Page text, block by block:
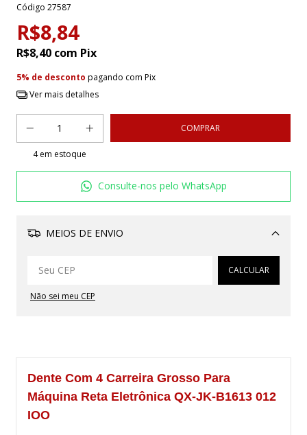
Código 27587
R$8,84
R$8,40 com Pix
5% de desconto pagando com Pix
Ver mais detalhes
4em estoque
Consulte-nos pelo WhatsApp
MEIOS DE ENVIO
Alterar CEP
CALCULAR
Não sei meu CEP
Dente Com 4 Carreira Grosso Para
Máquina Reta Eletrônica QX-JK-B1613 012
IOO